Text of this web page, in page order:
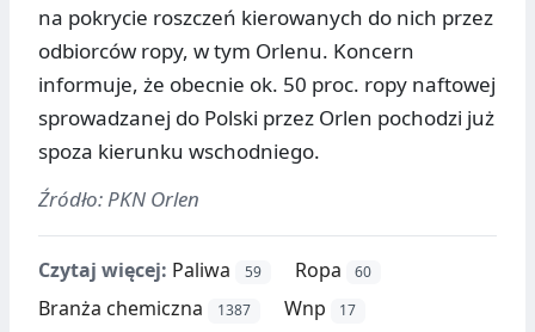
na pokrycie roszczeń kierowanych do nich przez
odbiorców ropy, w tym Orlenu. Koncern
informuje, że obecnie ok. 50 proc. ropy naftowej
sprowadzanej do Polski przez Orlen pochodzi już
spoza kierunku wschodniego.
Źródło: PKN Orlen
Czytaj więcej: Paliwa 59 Ropa 60
Branża chemiczna 1387 Wnp 17